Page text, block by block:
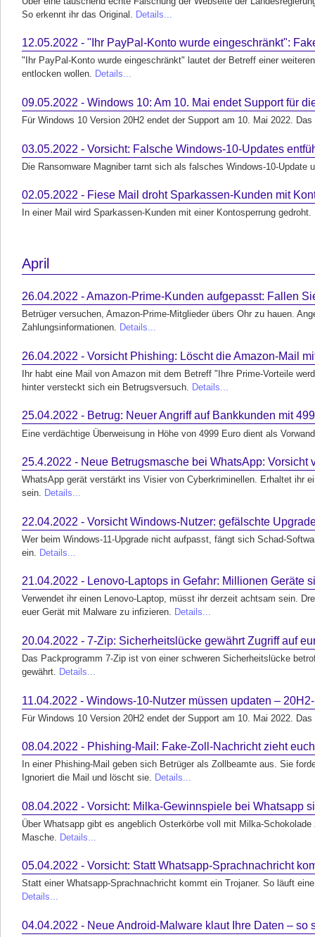
So erkennt ihr das Original.
Details...
12.05.2022 - "Ihr PayPal-Konto wurde eingeschränkt":
"Ihr PayPal-Konto wurde eingeschränkt" lautet der Betreff einer
entlocken wollen. Details...
09.05.2022 - Windows 10: Am 10. Mai endet Support für
Für Windows 10 Version 20H2 endet der Support am 10. Mai 2022.
03.05.2022 - Vorsicht: Falsche Windows-10-Updates
Die Ransomware Magniber tarnt sich als falsches Windows-10-
02.05.2022 - Fiese Mail droht Sparkassen-Kunden mit
In einer Mail wird Sparkassen-Kunden mit einer Kontosperrung
April
26.04.2022 - Amazon-Prime-Kunden aufgepasst: Fallen
Betrüger versuchen, Amazon-Prime-Mitglieder übers Ohr zu hauen.
Zahlungsinformationen. Details...
26.04.2022 - Vorsicht Phishing: Löscht die Amazon-Mail
Ihr habt eine Mail von Amazon mit dem Betreff "Ihre Prime-Vorteile
hinter versteckt sich ein Betrugsversuch.
Details...
25.04.2022 - Betrug: Neuer Angriff auf Bankkunden mit
Eine verdächtige Überweisung in Höhe von 4999 Euro dient als
25.4.2022 - Neue Betrugsmasche bei WhatsApp: Vorsicht
WhatsApp gerät verstärkt ins Visier von Cyberkriminellen. Erhaltet ihr
sein. Details...
22.04.2022 - Vorsicht Windows-Nutzer: gefälschte
Wer beim Windows-11-Upgrade nicht aufpasst, fängt sich Schad-
ein.
Details...
21.04.2022 - Lenovo-Laptops in Gefahr: Millionen Geräte
Verwendet ihr einen Lenovo-Laptop, müsst ihr derzeit achtsam sein.
euer Gerät mit Malware zu infizieren. Details...
20.04.2022 - 7-Zip: Sicherheitslücke gewährt Zugriff auf
Das Packprogramm 7-Zip ist von einer schweren Sicherheitslücke
gewährt. Details...
11.04.2022 - Windows-10-Nutzer müssen updaten –
Für Windows 10 Version 20H2 endet der Support am 10. Mai 2022.
08.04.2022 - Phishing-Mail: Fake-Zoll-Nachricht zieht
In einer Phishing-Mail geben sich Betrüger als Zollbeamte aus. Sie
Ignoriert die Mail und löscht sie. Details...
08.04.2022 - Vorsicht: Milka-Gewinnspiele bei Whatsapp
Über Whatsapp gibt es angeblich Osterkörbe voll mit Milka-
Masche.
Details...
05.04.2022 - Vorsicht: Statt Whatsapp-Sprachnachricht
Statt einer Whatsapp-Sprachnachricht kommt ein Trojaner. So läuft
Details...
04.04.2022 - Neue Android-Malware klaut Ihre Daten – so